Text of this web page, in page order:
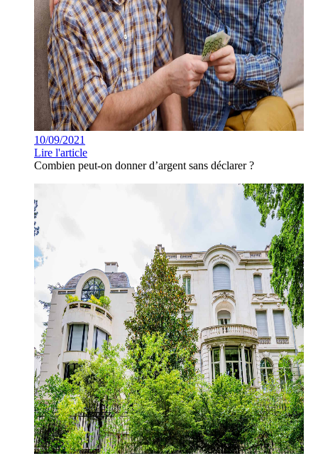
10/09/2021
Lire l'article
Combien peut-on donner d’argent sans déclarer ?